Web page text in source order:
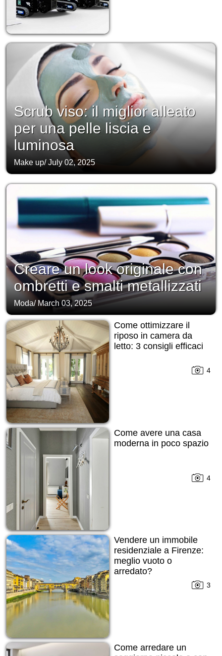
Scrub viso: il miglior alleato
per una pelle liscia e
luminosa
Make up/July 02, 2025
Creare un look originale con
ombretti e smalti metallizzati
Moda/ March 03, 2025
Come ottimizzare il
riposo in camera da
letto: 3 consigli efficaci
4
Come avere una casa
moderna in poco spazio
4
Vendere un immobile
residenziale a Firenze:
meglio vuoto o
arredato?
3
Come arredare un